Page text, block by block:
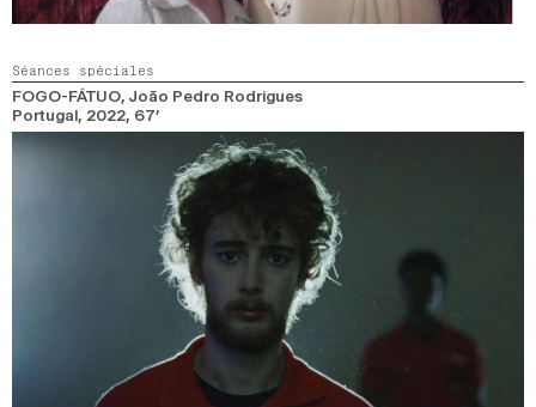
Séances spéciales
FOGO-FÁTUO, João Pedro Rodrigues
Portugal, 2022, 67’